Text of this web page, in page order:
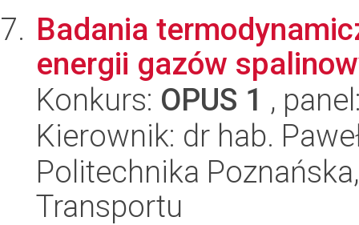
Badania
energii gazów
Konkurs: OPUS 1 ,
Kierownik: dr hab.
Politechnika
Transportu